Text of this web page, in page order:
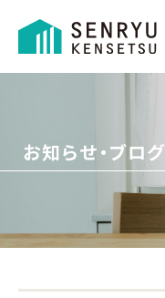
お知らせ・ブログ